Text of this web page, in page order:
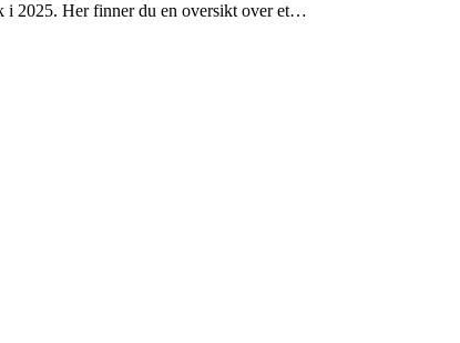
i 2025. Her finner du en oversikt over et…